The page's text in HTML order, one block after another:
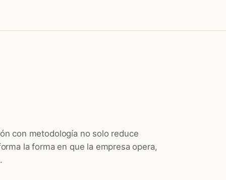
con metodología no solo reduce
la forma en que la empresa opera,